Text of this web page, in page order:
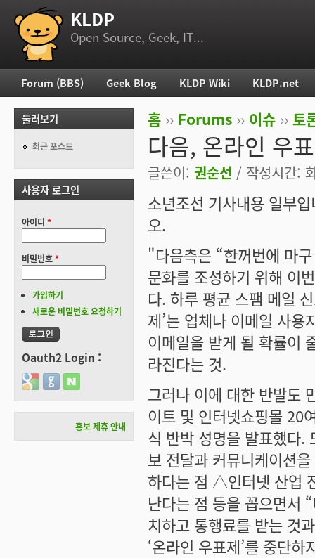
부 메뉴 KLDP
Open Source, Geek, IT...
현재 위치
홈 ›› Forums ›› 이슈 ›› 토
다음, 온라인 우
글쓴이: 권순선 / 작성시간:
소년조선 기사내용 일부
오.
"다음측은 “한꺼번에 마
문화를 조성하기 위해 이
다. 하루 평균 스팸 메일
제’는 업체나 이메일 사
이메일을 받게 될 확률이
라진다는 것.
그러나 이에 대한 반발도
이트 및 인터넷쇼핑몰 20
식 반박 성명을 발표했다.
보 전달과 커뮤니케이션
하다는 점 △인터넷 산업
난다는 점 등을 꼽으면서
치하고 통행료를 받는 것
‘온라인 우표제’를 중단
주 메뉴
Forum (BBS) Geek Blog KLDP Wiki KLDP.net
둘러보기
최근 포스트
사용자 로그인
아이디 *
비밀번호*
가입하기
새로운 비밀번호 요청하기
Oauth2 Login :
Login with Google
Login with GitHub
Login with Naver
홍보 제휴 안내